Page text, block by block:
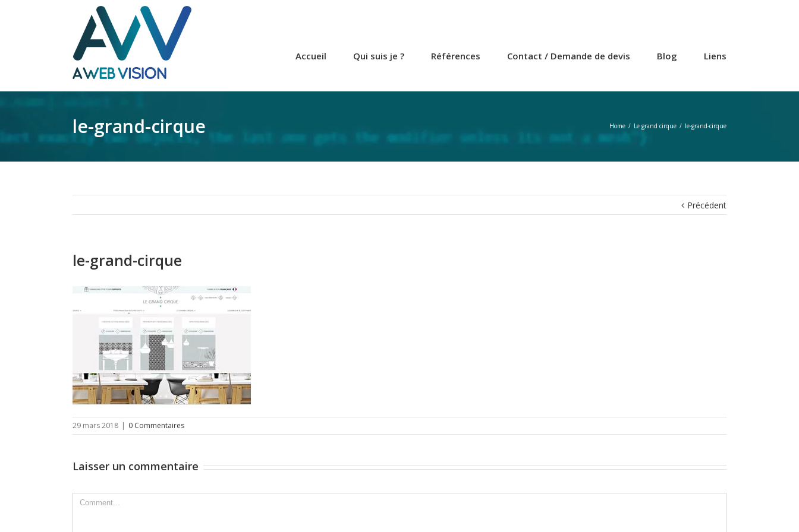
Accueil Qui suis je ? Références Contact / Demande de devis Blog Liens
le-grand-cirque Home / Le grand cirque / le-grand-cirque
Précédent
le-grand-cirque
29 mars 2018 | 0 Commentaires
Laisser un commentaire
Comment